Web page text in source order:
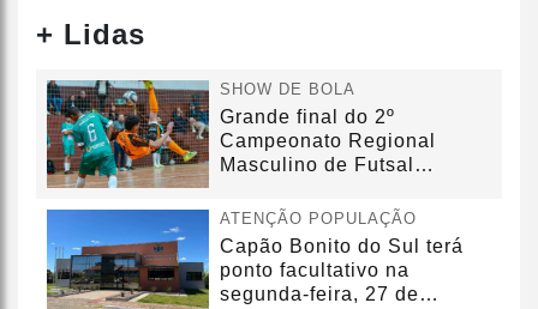
+ Lidas
SHOW DE BOLA
Grande final do 2º
Campeonato Regional
Masculino de Futsal
ATENÇÃO POPULAÇÃO
Capão Bonito do Sul terá
ponto facultativo na
segunda-feira, 27 de